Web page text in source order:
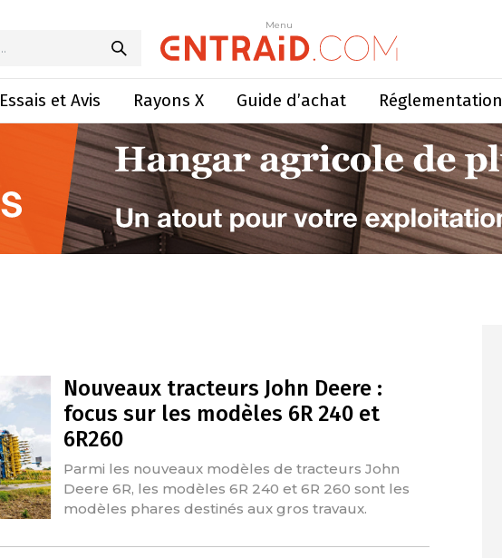
Menu
Essais et Avis Rayons X Guide d’achat Réglementation
Nouveaux tracteurs John Deere :
focus sur les modèles 6R 240 et
6R260
Parmi les nouveaux modèles de tracteurs John
Deere 6R, les modèles 6R 240 et 6R 260 sont les
modèles phares destinés aux gros travaux.